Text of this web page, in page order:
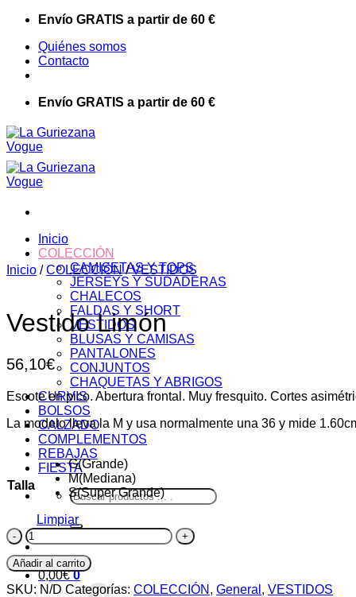
Saltar
contenido
Envío GRATIS a partir de 60 €
Quiénes somos
Contacto
Envío GRATIS a partir de 60 €
Inicio
COLECCIÓN
CAMISETAS Y TOPS
JERSEYS Y SUDADERAS
CHALECOS
FALDAS Y SHORT
VESTIDOS
BLUSAS Y CAMISAS
PANTALONES
CONJUNTOS
CHAQUETAS Y ABRIGOS
CURVIS
BOLSOS
CALZADO
COMPLEMENTOS
REBAJAS
FIESTA
Buscar
por:
0,00€ 0
Inicio / COLECCIÓN / VESTIDOS
Vestido Limón
56,10€
Escote en pico. Abertura frontal. Muy fresquito. Cortes
La modelo lleva la M y usa normalmente una 36 y mide
Talla
G(Grande)
M(Mediana)
S(Super Grande)
Limpiar
Vestido
Limón
cantidad
Añadir al carrito
SKU: N/D Categorías: COLECCIÓN , General , VESTIDOS